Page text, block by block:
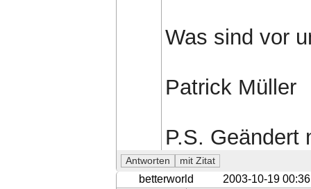
Was sind vor
Patrick Müller
P.S. Geändert
betterworld 2003-10-19 00:36